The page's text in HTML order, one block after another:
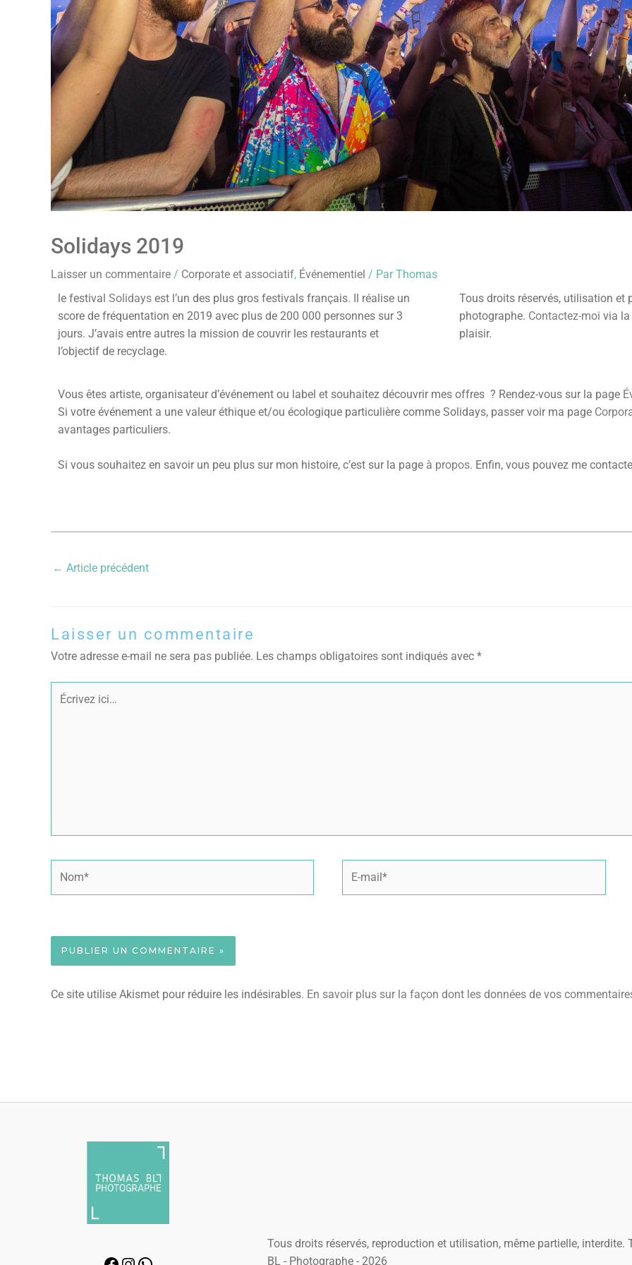
Solidays 2019
Laisser un commentaire / Corporate et associatif, Événementiel / ParThomas
le festival Solidays est l’un des plus gros festivals français. Il réalise un
score de fréquentation en 2019 avec plus de 200 000 personnes sur 3
jours. J’avais entre autres la mission de couvrir les restaurants et
l’objectif de recyclage.
Tous droits réservés, utilisation
photographe. Contactez-moi via la
plaisir.
Vous êtes artiste, organisateur d’événement ou label et souhaitez découvrir mes offres ? Rendez-vous sur la page
Si votre événement a une valeur éthique et/ou écologique particulière comme Solidays, passer voir ma page
avantages particuliers.
Si vous souhaitez en savoir un peu plus sur mon histoire, c’est sur la page à propos. Enfin, vous pouvez me
← Article précédent
Laisser un commentaire
Votre adresse e-mail ne sera pas publiée. Les champs obligatoires sont indiqués avec *
Écrivez
ici…
mail*
Ce site utilise Akismet pour réduire les indésirables. En savoir plus sur la façon dont les données de vos
Tous droits réservés, reproduction et utilisation, même partielle, interdite.
BL - Photographe - 2026